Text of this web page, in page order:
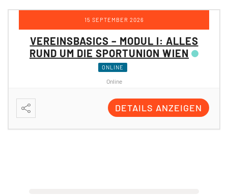
15 SEPTEMBER 2026
VEREINSBASICS – MODUL I: ALLES
RUND UM DIE SPORTUNION WIEN
ONLINE
Online
DETAILS ANZEIGEN